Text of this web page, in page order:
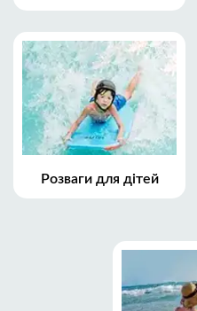
Розваги для дітей